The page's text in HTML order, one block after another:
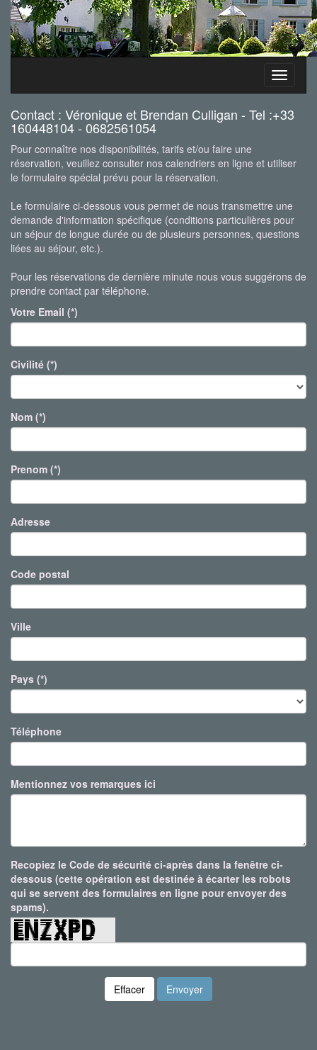
Toggle
Contact : Véronique et Brendan Culligan - Tel :+33
160448104 - 0682561054
Pour connaître nos disponibilités, tarifs et/ou faire une
réservation, veuillez consulter nos calendriers en ligne et utiliser
le formulaire spécial prévu pour la réservation.
Le formulaire ci-dessous vous permet de nous transmettre une
demande d'information spécifique (conditions particulières pour
un séjour de longue durée ou de plusieurs personnes, questions
liées au séjour, etc.).
Pour les réservations de dernière minute nous vous suggérons de
prendre contact par téléphone.
Votre Email (*)
Civilité (*)
Nom (*)
Prenom (*)
Adresse
Code postal
Ville
Pays (*)
Téléphone
Mentionnez vos remarques ici
Recopiez le Code de sécurité ci-après dans la fenêtre ci-
dessous (cette opération est destinée à écarter les robots
qui se servent des formulaires en ligne pour envoyer des
spams).
Effacer Envoyer